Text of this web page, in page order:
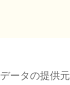
データの提供元